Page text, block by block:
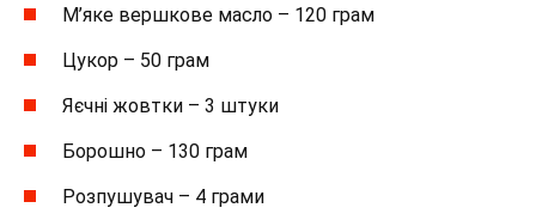
М’яке вершкове масло – 120 грам
Цукор – 50 грам
Яєчні жовтки – 3 штуки
Борошно – 130 грам
Розпушувач – 4 грами